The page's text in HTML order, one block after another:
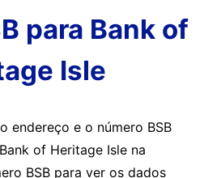
para Bank of
Isle
endereço e o número BSB
of Heritage Isle na
BSB para ver os dados